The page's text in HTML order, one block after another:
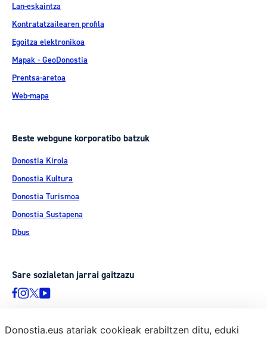
Lan-eskaintza
Kontratatzailearen profila
Egoitza elektronikoa
Mapak - GeoDonostia
Prentsa-aretoa
Web-mapa
Beste webgune korporatibo batzuk
Donostia Kirola
Donostia Kultura
Donostia Turismoa
Donostia Sustapena
Dbus
Sare sozialetan jarrai gaitzazu
Donostia.eus atariak cookieak erabiltzen ditu, eduki